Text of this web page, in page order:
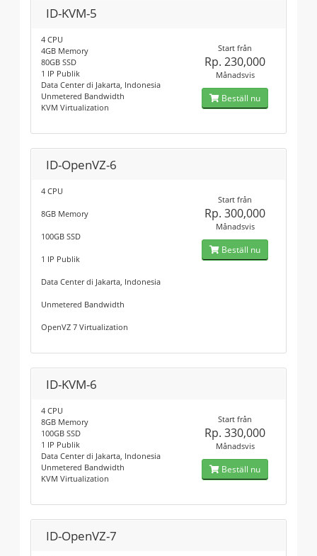
ID-KVM-5
4 CPU
4GB Memory
80GB SSD
1 IP Publik
Data Center di Jakarta, Indonesia
Unmetered Bandwidth
KVM Virtualization
Start från
Rp. 230,000
Månadsvis
Beställ nu
ID-OpenVZ-6
4 CPU
8GB Memory
100GB SSD
1 IP Publik
Data Center di Jakarta, Indonesia
Unmetered Bandwidth
OpenVZ 7 Virtualization
Start från
Rp. 300,000
Månadsvis
Beställ nu
ID-KVM-6
4 CPU
8GB Memory
100GB SSD
1 IP Publik
Data Center di Jakarta, Indonesia
Unmetered Bandwidth
KVM Virtualization
Start från
Rp. 330,000
Månadsvis
Beställ nu
ID-OpenVZ-7